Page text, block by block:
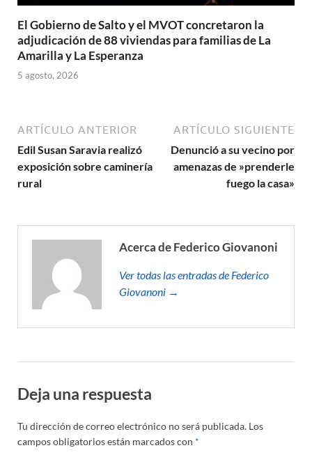
El Gobierno de Salto y el MVOT concretaron la
adjudicación de 88 viviendas para familias de La
Amarilla y La Esperanza
5 agosto, 2026
ARTÍCULO ANTERIOR
Edil Susan Saravia realizó
exposición sobre caminería
rural
ARTÍCULO SIGUIENTE
Denunció a su vecino por
amenazas de »prenderle
fuego la casa»
Acerca de Federico Giovanoni
Ver todas las entradas de Federico
Giovanoni →
Deja una respuesta
Tu dirección de correo electrónico no será publicada. Los
campos obligatorios están marcados con *